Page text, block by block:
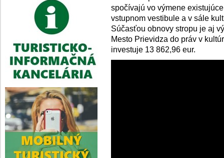
spočívajú vo výmene
vstupnom vestibule a v sále
Súčasťou obnovy stropu je aj
Mesto Prievidza do práv v
investuje 13 862,96 eur.